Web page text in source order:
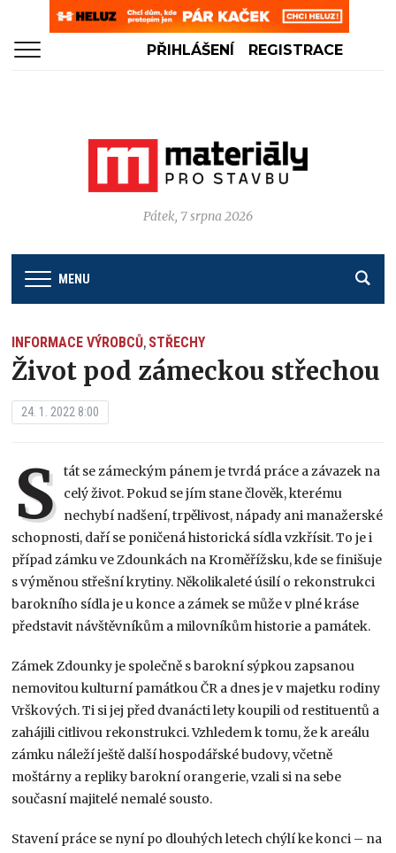
PŘIHLÁŠENÍ REGISTRACE
Pátek, 7 srpna 2026
MENU
INFORMACE VÝROBCŮ, STŘECHY
Život pod zámeckou střechou
24. 1. 2022 8:00
S tát se zámeckým pánem je tvrdá práce a závazek na
celý život. Pokud se jím stane člověk, kterému
nechybí nadšení, trpělivost, nápady ani manažerské
schopnosti, daří se poničená historická sídla vzkřísit. To je i
případ zámku ve Zdounkách na Kroměřížsku, kde se finišuje
s výměnou střešní krytiny. Několikaleté úsilí o rekonstrukci
barokního sídla je u konce a zámek se může v plné kráse
představit návštěvníkům a milovníkům historie a památek.
Zámek Zdounky je společně s barokní sýpkou zapsanou
nemovitou kulturní památkou ČR a dnes je v majetku rodiny
Vrškových. Ti si jej před dvanácti lety koupili od restituentů a
zahájili citlivou rekonstrukci. Vzhledem k tomu, že k areálu
zámku náleží ještě další hospodářské budovy, včetně
moštárny a repliky barokní orangerie, vzali si na sebe
současní majitelé nemalé sousto.
Stavení práce se nyní po dlouhých letech chýlí ke konci – na